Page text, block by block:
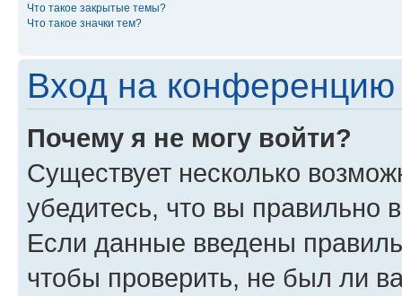
Что такое закрытые темы?
Что такое значки тем?
Вход на конференцию
Почему я не могу войти?
Существует несколько
убедитесь, что вы правильно
Если данные введены
чтобы проверить, не был ли